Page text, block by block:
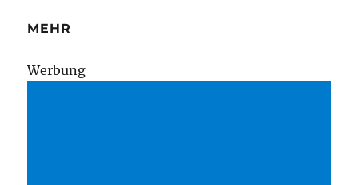
MEHR
Wer­bung